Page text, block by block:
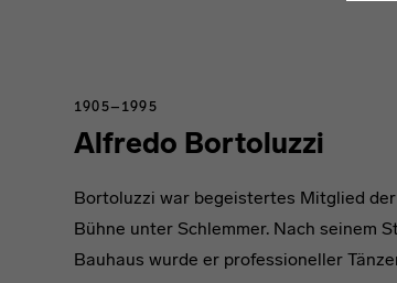
Alfredo Bortoluzzi
1905–1995
Bortoluzzi war begeistertes Mitglied
Bühne unter Schlemmer. Nach seinem
Bauhaus wurde er professioneller